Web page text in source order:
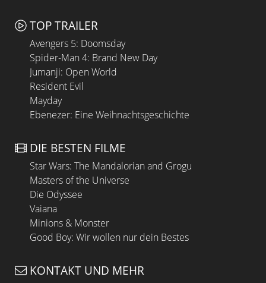
TOP TRAILER
Avengers 5: Doomsday
Spider-Man 4: Brand New Day
Jumanji: Open World
Resident Evil
Mayday
Ebenezer: Eine Weihnachtsgeschichte
DIE BESTEN FILME
Star Wars: The Mandalorian and Grogu
Masters of the Universe
Die Odyssee
Vaiana
Minions & Monster
Good Boy: Wir wollen nur dein Bestes
KONTAKT UND MEHR